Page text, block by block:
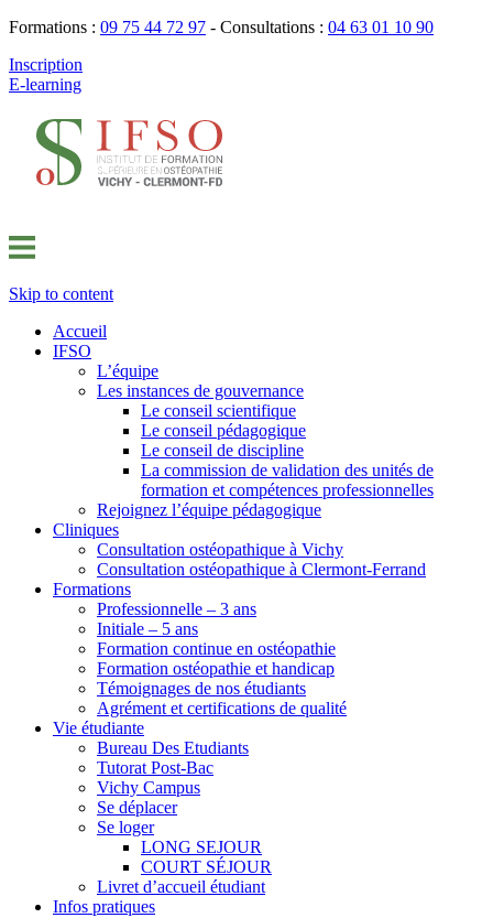
Formations : 09 75 44 72 97 - Consultations : 04 63 01 10 90
Inscription
E-learning
Skip to content
Accueil
IFSO
L’équipe
Les instances de gouvernance
Le conseil scientifique
Le conseil pédagogique
Le conseil de discipline
La commission de validation des unités de
formation et compétences professionnelles
Rejoignez l’équipe pédagogique
Cliniques
Consultation ostéopathique à Vichy
Consultation ostéopathique à Clermont-Ferrand
Formations
Professionnelle – 3 ans
Initiale – 5 ans
Formation continue en ostéopathie
Formation ostéopathie et handicap
Témoignages de nos étudiants
Agrément et certifications de qualité
Vie étudiante
Bureau Des Etudiants
Tutorat Post-Bac
Vichy Campus
Se déplacer
Se loger
LONG SEJOUR
COURT SÉJOUR
Livret d’accueil étudiant
Infos pratiques